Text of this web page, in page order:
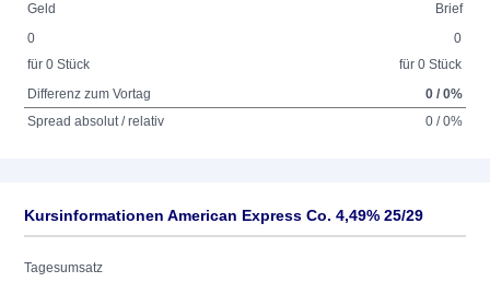
Geld
Brief
0
für 0 Stück
0
für 0 Stück
Differenz zum Vortag
0 / 0%
Spread absolut / relativ
0 / 0%
Kursinformationen American Express Co. 4,49% 25/29
Tagesumsatz